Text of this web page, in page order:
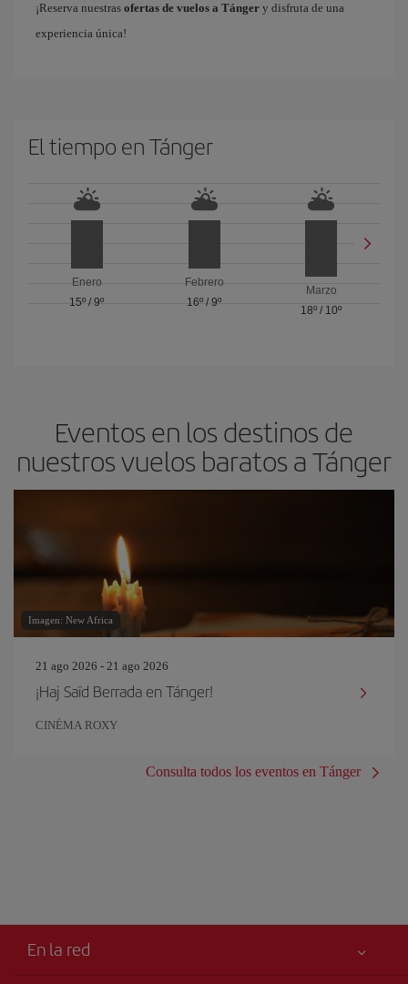
¡Reserva nuestras ofertas de vuelos a Tánger y disfruta de una
experiencia única!
El tiempo en Tánger
Enero
15º /9º
Febrero
16º / 9º
Marzo
18º / 10º
Eventos en los destinos de
nuestros vuelos baratos a Tánger
Imagen: New Africa
21 ago 2026 - 21 ago 2026
¡Haj Saïd Berrada en Tánger!
CINÉMA ROXY
Consulta todos los eventos en Tánger
En la red